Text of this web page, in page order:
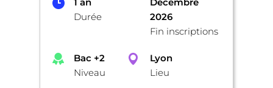
Durée
2026
Fin inscriptions
Bac +2
Niveau
Lyon
Lieu